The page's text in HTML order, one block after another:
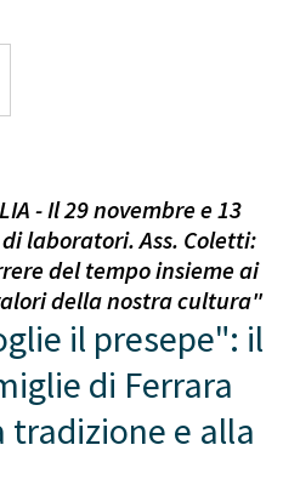
- Il 29 novembre e 13
laboratori. Ass. Coletti:
del tempo insieme ai
della nostra cultura"
il presepe": il
di Ferrara
tradizione e alla